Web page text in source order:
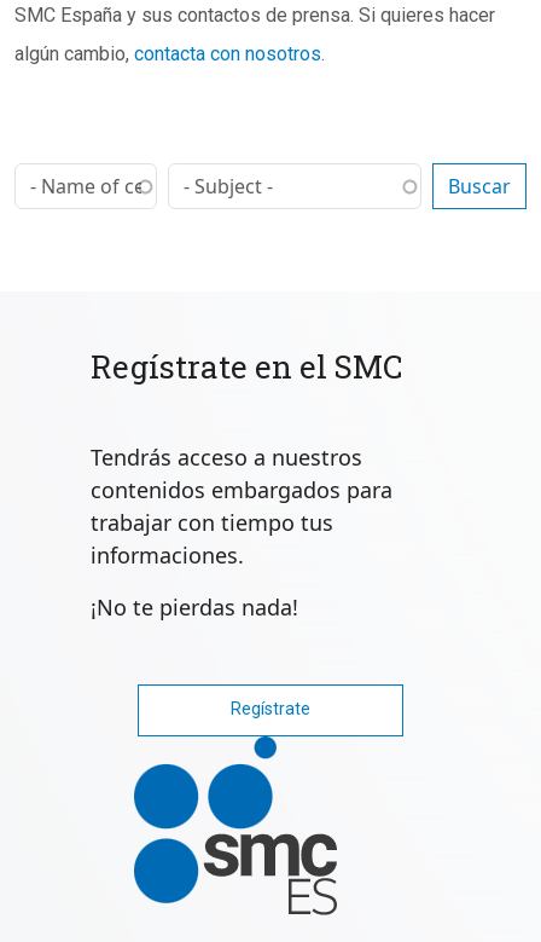
SMC España y sus contactos de prensa. Si quieres hacer
algún cambio, contacta con nosotros.
Regístrate en el SMC
Tendrás acceso a nuestros
contenidos embargados para
trabajar con tiempo tus
informaciones.
¡No te pierdas nada!
Regístrate